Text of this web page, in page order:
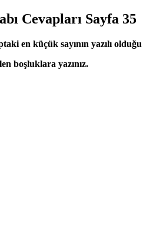
Cevapları Sayfa 35
en küçük sayının yazılı
boşluklara yazınız.